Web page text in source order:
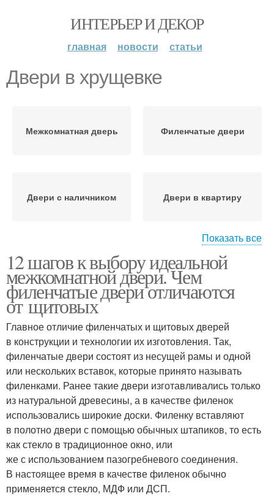
ИНТЕРЬЕР И ДЕКОР
главная новости статьи
Двери в хрущевке
Межкомнатная дверь Филенчатые двери
Двери с наличником Двери в квартиру
Двери в частный дом Межкомнатные двери
Двери на кухню Стандартные двери
Двери в жилые
комнаты
Двери для кухни
Двери для санузлов Двустворчатая дверь
Показать все
12 шагов к выбору идеальной
межкомнатной двери. Чем
филенчатые двери отличаются
от щитовых
Главное отличие филенчатых и щитовых дверей
в конструкции и технологии их изготовления. Так,
филенчатые двери состоят из несущей рамы и одной
или нескольких вставок, которые принято называть
филенками. Ранее такие двери изготавливались только
из натуральной древесины, а в качестве филенок
использовались широкие доски. Филенку вставляют
в полотно двери с помощью обычных штапиков, то есть
как стекло в традиционное окно, или
же с использованием пазогребневого соединения.
В настоящее время в качестве филенок обычно
применяется стекло, МДФ или ДСП.